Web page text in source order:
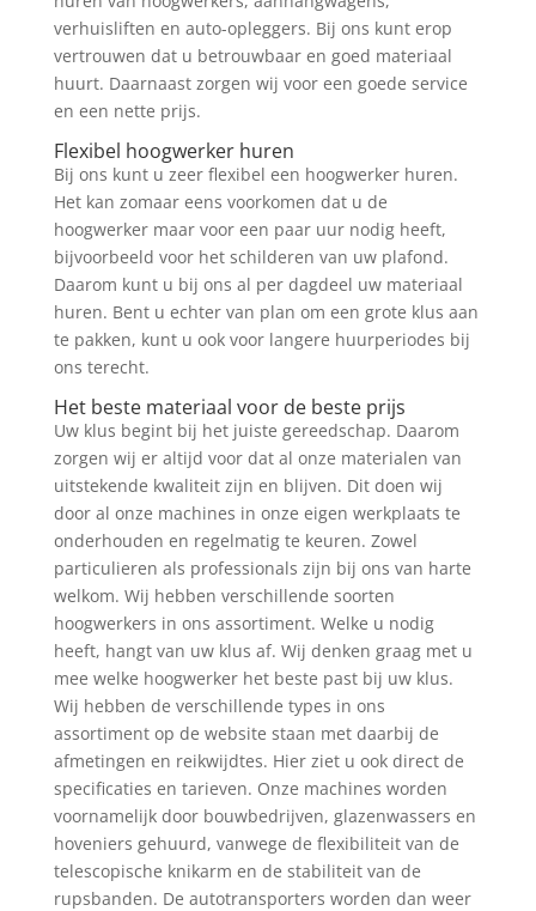
verhuisliften en auto-opleggers. Bij ons kunt erop
vertrouwen dat u betrouwbaar en goed materiaal
huurt. Daarnaast zorgen wij voor een goede service
en een nette prijs.
Flexibel hoogwerker huren
Bij ons kunt u zeer flexibel een hoogwerker huren.
Het kan zomaar eens voorkomen dat u de
hoogwerker maar voor een paar uur nodig heeft,
bijvoorbeeld voor het schilderen van uw plafond.
Daarom kunt u bij ons al per dagdeel uw materiaal
huren. Bent u echter van plan om een grote klus aan
te pakken, kunt u ook voor langere huurperiodes bij
ons terecht.
Het beste materiaal voor de beste prijs
Uw klus begint bij het juiste gereedschap. Daarom
zorgen wij er altijd voor dat al onze materialen van
uitstekende kwaliteit zijn en blijven. Dit doen wij
door al onze machines in onze eigen werkplaats te
onderhouden en regelmatig te keuren. Zowel
particulieren als professionals zijn bij ons van harte
welkom. Wij hebben verschillende soorten
hoogwerkers in ons assortiment. Welke u nodig
heeft, hangt van uw klus af. Wij denken graag met u
mee welke hoogwerker het beste past bij uw klus.
Wij hebben de verschillende types in ons
assortiment op de website staan met daarbij de
afmetingen en reikwijdtes. Hier ziet u ook direct de
specificaties en tarieven. Onze machines worden
voornamelijk door bouwbedrijven, glazenwassers en
hoveniers gehuurd, vanwege de flexibiliteit van de
telescopische knikarm en de stabiliteit van de
rupsbanden. De autotransporters worden dan weer